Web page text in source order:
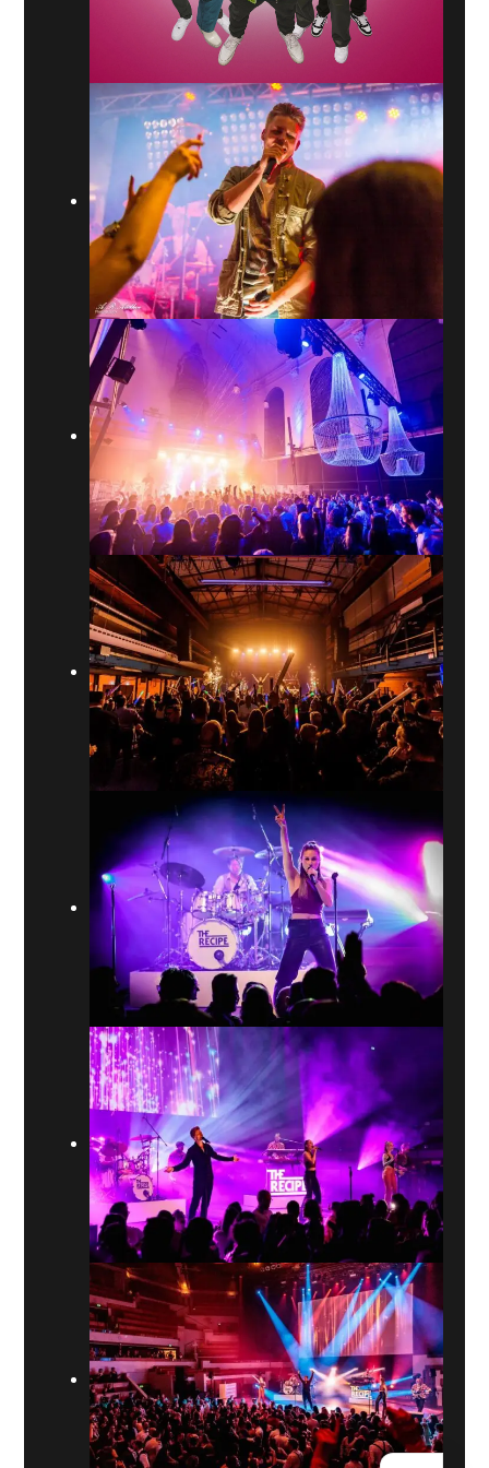
check daar de agenda en recente live-fragmenten.
BOEKINGSAANVRAAG VOOR THE
RECIPE
Wil je The Recipe inhuren op jouw event? Artist Capitol is
jouw one-stop-shop voor beschikbaarheid, prijsindicatie
en afstemming van showdetails (speelduur, techniek en
planning). Wij schakelen snel, houden het overzichtelijk
en stemmen alles af via de juiste contactlijn — jij hoeft
alleen aan te geven wat je zoekt.